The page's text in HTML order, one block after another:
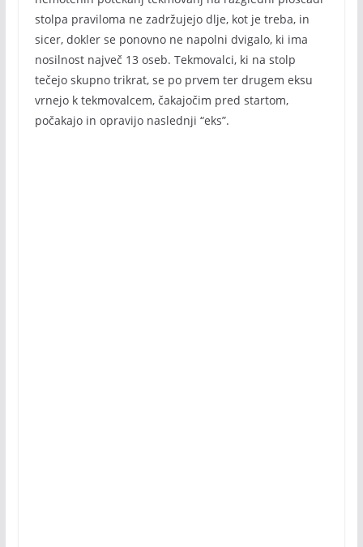
stolpa praviloma ne zadržujejo dlje, kot je treba, in
sicer, dokler se ponovno ne napolni dvigalo, ki ima
nosilnost največ 13 oseb. Tekmovalci, ki na stolp
tečejo skupno trikrat, se po prvem ter drugem eksu
vrnejo k tekmovalcem, čakajočim pred startom,
počakajo in opravijo naslednji “eks”.